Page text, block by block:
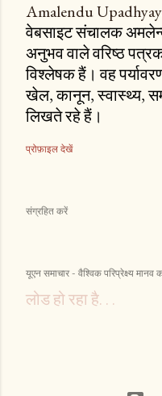
Amalendu
वेबसाइट संचालक
अनुभव वाले वरिष्ठ
विश्लेषक हैं। वह
खेल, कानून, स्वास्थ्य,
लिखते रहे हैं।
प्रोफ़ाइल देखें
संग्रहित करें
यूएन समाचार - वैश्विक परिप्रेक्ष्य मानव
लोड हो रहा है. . .